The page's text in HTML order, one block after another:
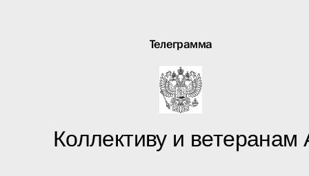
Телеграмма
Коллективу и